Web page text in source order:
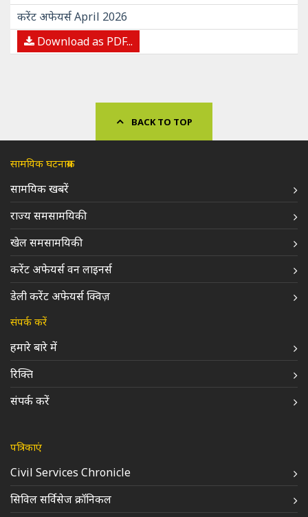
करेंट अफेयर्स April 2026
Download as PDF...
BACK TO TOP
सामयिक घटनाक्रम
सामयिक खबरें
राज्य समसामयिकी
खेल समसामयिकी
करेंट अफेयर्स वन लाइनर्स
डेली करेंट अफेयर्स क्विज़
संपर्क करें
हमारे बारे में
रिक्ति
संपर्क करें
पत्रिकाएं
Civil Services Chronicle
सिविल सर्विसेज क्रॉनिकल